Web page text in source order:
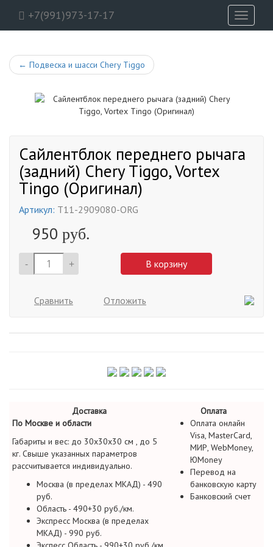
+7(991)973-17-17
Toggle
← Подвеска и шасси Chery Tiggo
Сайлентблок переднего рычага
(задний) Chery Tiggo, Vortex
Tingo (Оригинал)
Артикул: T11-2909080-ORG
950 руб.
- + В корзину
Сравнить Отложить
Доставка
Оплата
По Москве и области
Габариты и вес: до 30х30х30 см , до 5
кг. Свыше указанных параметров
рассчитывается индивидуально.
Москва (в пределах МКАД) - 490
руб.
Область - 490+30 руб./км.
Экспресс Москва (в пределах
МКАД) - 990 руб.
Оплата онлайн
Visa, MasterCard,
МИР, WebMoney,
ЮMoney
Перевод на
банковскую карту
Банковский счет